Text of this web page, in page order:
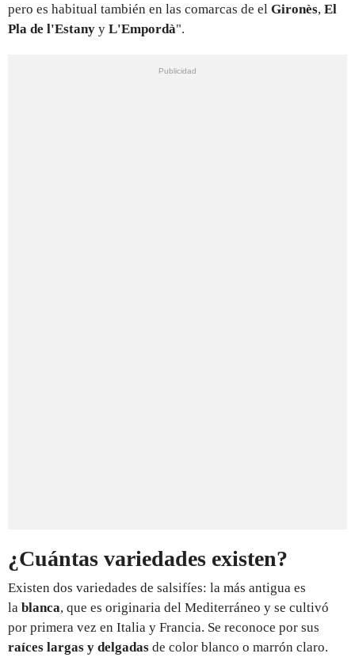
pero es habitual también en las comarcas de el Gironès, El
Pla de l'Estany y L'Empordà".
¿Cuántas variedades existen?
Existen dos variedades de salsifíes: la más antigua es
la blanca, que es originaria del Mediterráneo y se cultivó
por primera vez en Italia y Francia. Se reconoce por sus
raíces largas y delgadas de color blanco o marrón claro.